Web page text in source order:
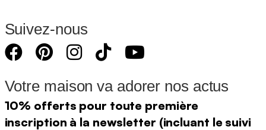
Suivez-nous
Votre maison va adorer nos actus
10% offerts pour toute première
inscription à la newsletter (incluant le suivi